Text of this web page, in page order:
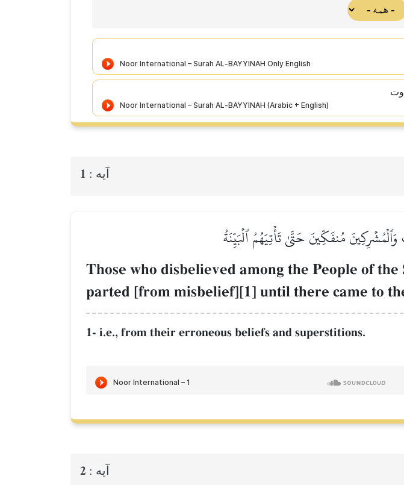
آيه : 1
مُنفَكِّينَ حَتَّىٰ تَأۡتِيَهُمُ ٱلۡبَيِّنَةُ
Those who disbelieved among the People of
parted [from misbelief][1] until there came to
1- i.e., from their erroneous beliefs and superstitions.
آيه : 2